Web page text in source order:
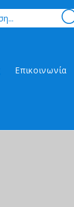
Επικοινωνία